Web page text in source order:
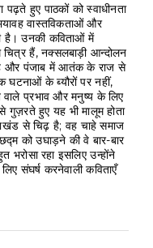
हुए पाठकों को स्वाधीनता
वास्तविकताओं और
है। उनकी कविताओं में
हैं, नक्सलबाड़ी आन्दोलन
है और पंजाब में आतंक के राज से
के ब्यौरों पर नहीं,
प्रभाव और मनुष्य के लिए
हुए यह भी मालूम होता
से चिढ़ है; वह चाहे समाज
को उघाड़ने की वे बार-बार
रहा इसलिए उन्होंने
संघर्ष करनेवाली कविताएँ